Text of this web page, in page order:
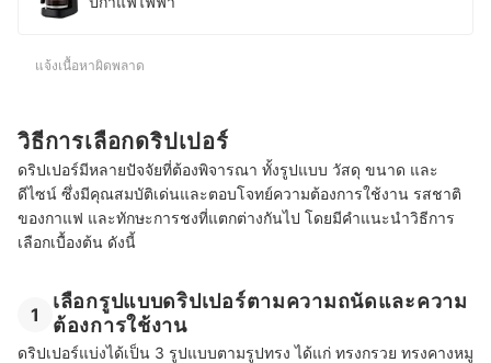
แจ้งเนื้อหาผิดพลาด
วิธีการเลือกดริปเปอร์
ดริปเปอร์มีหลายปัจจัยที่ต้องพิจารณา ทั้งรูปแบบ วัสดุ ขนาด และ
ดีไซน์ ซึ่งมีคุณสมบัติเด่นและตอบโจทย์ความต้องการใช้งาน รสชาติ
ของกาแฟ และทักษะการชงที่แตกต่างกันไป โดยมีคำแนะนำวิธีการ
เลือกเบื้องต้น ดังนี้
1
เลือกรูปแบบดริปเปอร์ตามความถนัดและความ
ต้องการใช้งาน
ดริปเปอร์แบ่งได้เป็น 3 รูปแบบตามรูปทรง ได้แก่ ทรงกรวย ทรงคางหมู